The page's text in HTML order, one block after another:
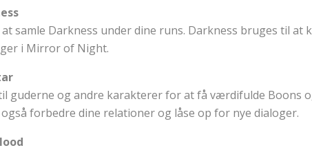
samle Darkness under dine runs. Darkness bruges til at
i Mirror of Night.
guderne og andre karakterer for at få værdifulde Boons
forbedre dine relationer og låse op for nye dialoger.